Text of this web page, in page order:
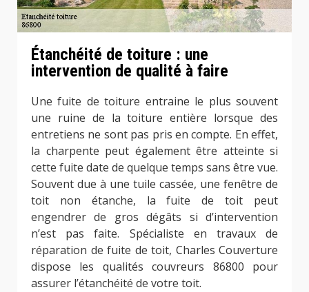
Étanchéité de toiture : une
intervention de qualité à faire
Une fuite de toiture entraine le plus souvent
une ruine de la toiture entière lorsque des
entretiens ne sont pas pris en compte. En effet,
la charpente peut également être atteinte si
cette fuite date de quelque temps sans être vue.
Souvent due à une tuile cassée, une fenêtre de
toit non étanche, la fuite de toit peut
engendrer de gros dégâts si d’intervention
n’est pas faite. Spécialiste en travaux de
réparation de fuite de toit, Charles Couverture
dispose les qualités couvreurs 86800 pour
assurer l’étanchéité de votre toit.